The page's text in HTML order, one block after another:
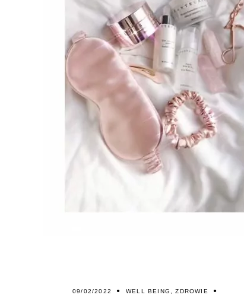
09/02/2022 WELL BEING ,ZDROWIE